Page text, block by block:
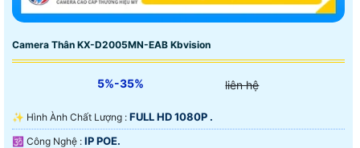
Camera Thân KX-D2005MN-EAB Kbvision
5%-35% liên hệ
✨ Hình Ành Chất Lượng : FULL HD 1080P .
🕉️ Công Nghệ : IP POE.